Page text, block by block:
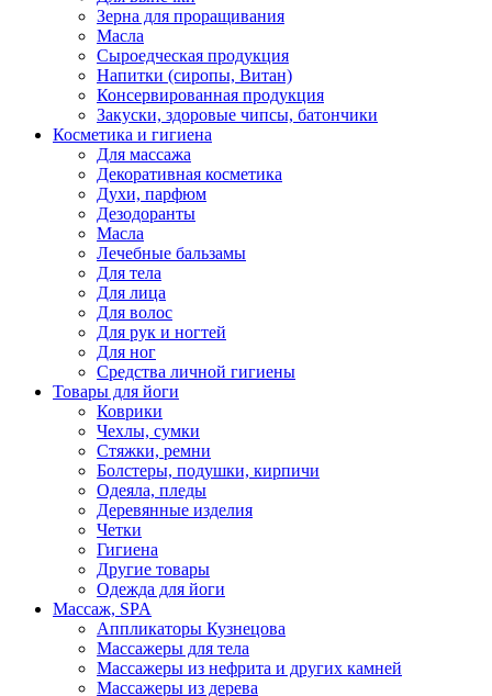
Зерна для проращивания
Масла
Сыроедческая продукция
Напитки (сиропы, Витан)
Консервированная продукция
Закуски, здоровые чипсы, батончики
Косметика и гигиена
Для массажа
Декоративная косметика
Духи, парфюм
Дезодоранты
Масла
Лечебные бальзамы
Для тела
Для лица
Для волос
Для рук и ногтей
Для ног
Средства личной гигиены
Товары для йоги
Коврики
Чехлы, сумки
Стяжки, ремни
Болстеры, подушки, кирпичи
Одеяла, пледы
Деревянные изделия
Четки
Гигиена
Другие товары
Одежда для йоги
Массаж, SPA
Аппликаторы Кузнецова
Массажеры для тела
Массажеры из нефрита и других камней
Массажеры из дерева